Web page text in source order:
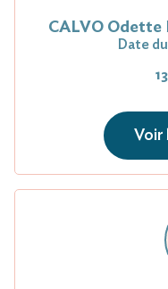
CALVO Odette
Date
Voir